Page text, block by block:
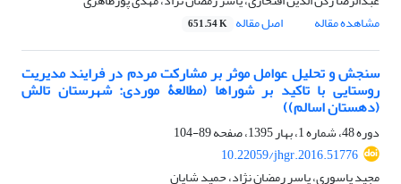
مشاهده مقاله
اصل مقاله 651.54 K
سنجش و تحلیل عوامل موثر بر مشارکت مردم در فرایند مدیریت
روستایی با تاکید بر شوراها (مطالعۀ موردی: شهرستان تالش
(دهستان اسالم))
دوره 48، شماره 1، بهار 1395، صفحه
89-104
10.22059/jhgr.2016.51776
مجید یاسوری، یاسر رمضان نژاد، حمید شایان